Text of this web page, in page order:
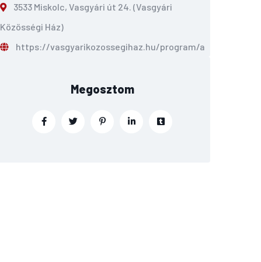
3533 Miskolc, Vasgyári út 24. (Vasgyári
Közösségi Ház)
https://vasgyarikozossegihaz.hu/program/aurora-
Megosztom